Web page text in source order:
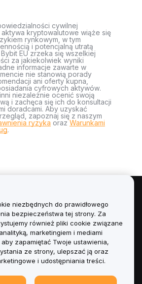
cywilnej
kryptowalutowe wiąże się
rynkowym, w tym
i potencjalną utratą
Bybit EU zrzeka się wszelkiej
za jakiekolwiek wyniki
informacje zawarte w
nie stanowią porady
ani oferty kupna,
cyfrowych aktywów.
niezależnie ocenić swoją
i zachęca się ich do konsultacji
doradcami. Aby uzyskać
zapoznaj się z naszym
ryzyka orazWarunkami
.
niezbędnych do prawidłowego
bezpieczeństwa tej strony. Za
również pliki cookie związane
marketingiem i mediami
zapamiętać Twoje ustawienia,
ze strony, ulepszać ją oraz
i udostępniania treści.